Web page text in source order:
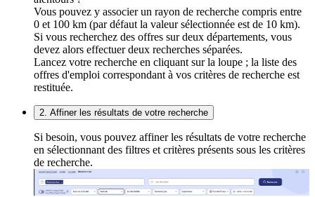
Vous pouvez y associer un rayon de recherche compris entre
0 et 100 km (par défaut la valeur sélectionnée est de 10 km).
Si vous recherchez des offres sur deux départements, vous
devez alors effectuer deux recherches séparées.
Lancez votre recherche en cliquant sur la loupe ; la liste des
offres d'emploi correspondant à vos critères de recherche est
restituée.
2. Affiner les résultats de votre recherche
Si besoin, vous pouvez affiner les résultats de votre recherche
en sélectionnant des filtres et critères présents sous les critères
de recherche.